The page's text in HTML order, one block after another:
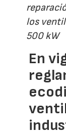
los
500 kW
En